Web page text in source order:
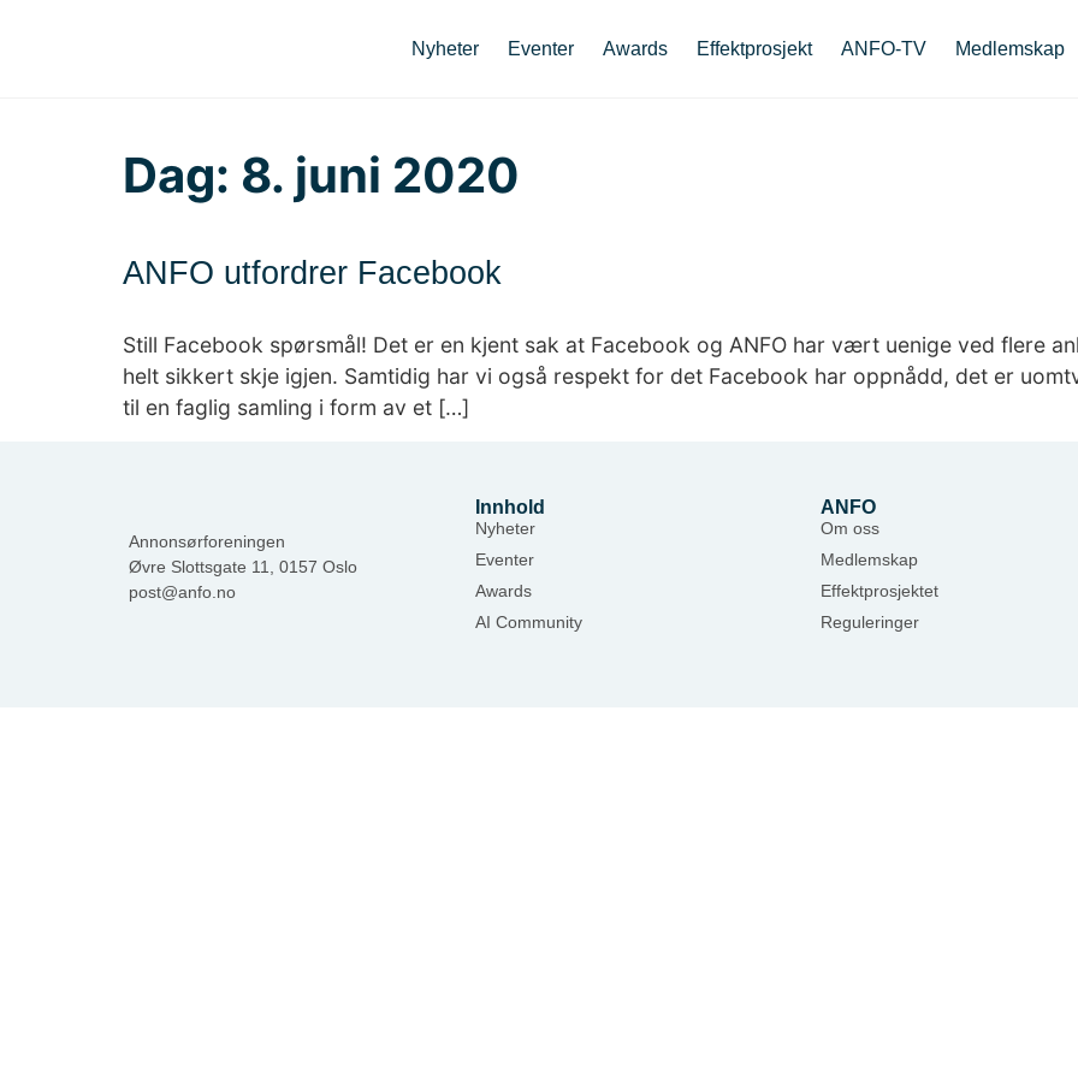
Nyheter Eventer Awards Effektprosjekt ANFO-TV Medlemskap
Dag: 8. juni 2020
ANFO utfordrer Facebook
Still Facebook spørsmål! Det er en kjent sak at Facebook og ANFO har vært uenige ved flere
helt sikkert skje igjen. Samtidig har vi også respekt for det Facebook har oppnådd, det er
til en faglig samling i form av et […]
Annonsørforeningen
Øvre Slottsgate 11, 0157 Oslo
post@anfo.no
Innhold
Nyheter
Eventer
Awards
AI Community
ANFO
Om oss
Medlemskap
Effektprosjektet
Reguleringer